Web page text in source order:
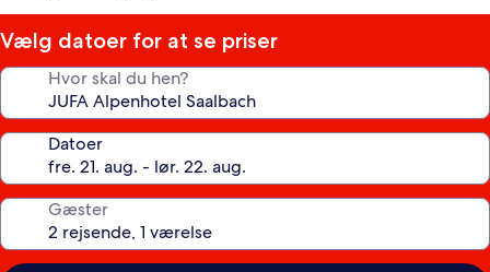
Vælg datoer for at se priser
Hvor skal du hen?
Datoer
Gæster